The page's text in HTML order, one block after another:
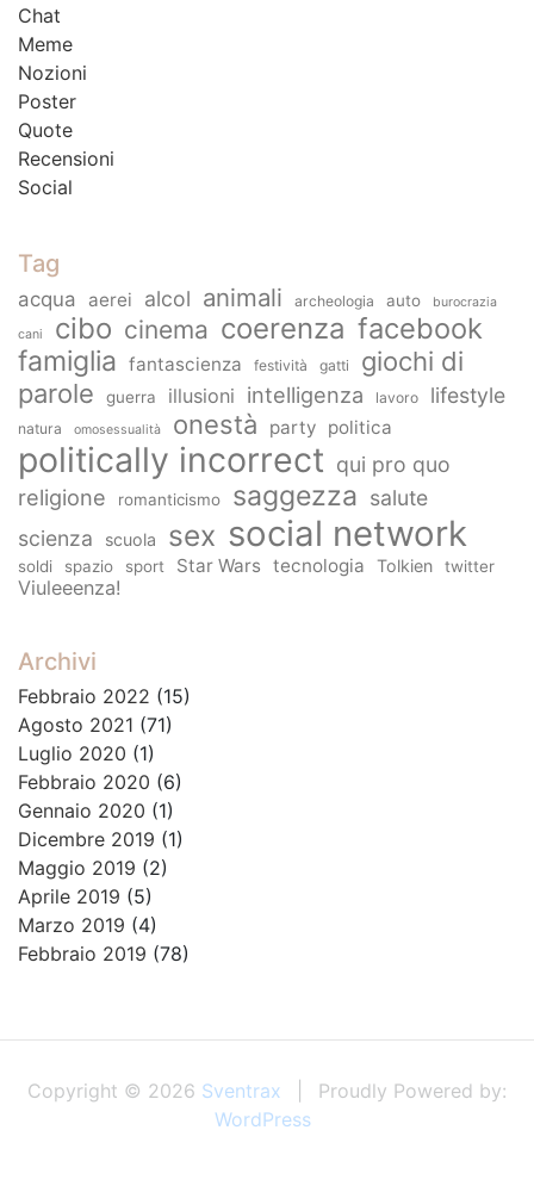
Chat
Meme
Nozioni
Poster
Quote
Recensioni
Social
Tag
acqua aerei alcol animali archeologia auto burocrazia
cani cibo cinema coerenza facebook
famiglia fantascienza festività gatti
giochi di
parole
guerra illusioni intelligenza lavoro lifestyle
natura omosessualità onestà party politica
politically incorrect qui pro quo
religione romanticismo saggezza salute
scienza
scuola sex social network
soldi spazio sport Star Wars tecnologia Tolkien twitter
Viuleeenza!
Archivi
Febbraio 2022 (15)
Agosto 2021 (71)
Luglio 2020 (1)
Febbraio 2020 (6)
Gennaio 2020 (1)
Dicembre 2019 (1)
Maggio 2019 (2)
Aprile 2019 (5)
Marzo 2019 (4)
Febbraio 2019 (78)
Copyright © 2026 Sventrax
Proudly Powered by:
WordPress